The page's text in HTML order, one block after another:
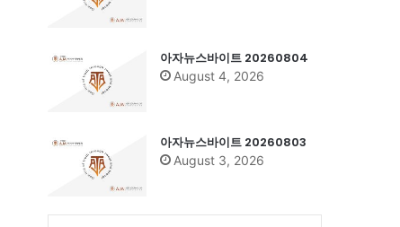
아자뉴스바이트 20260804
August 4, 2026
아자뉴스바이트 20260803
August 3, 2026